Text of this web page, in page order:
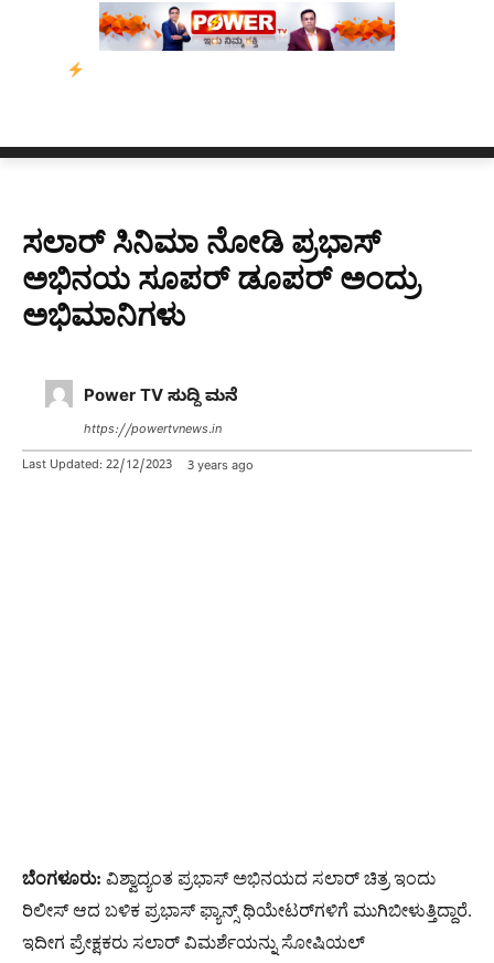
ಭಾರೀ ಮಳೆ: ಹಲವು ಜಿಲ್ಲೆಗಳಿಗೆ ಯೆಲ್ಲೋ ಅಲರ್ಟ್, ಆಗಸ್ಟ್
ಸಲಾರ್​ ಸಿನಿಮಾ ನೋಡಿ ಪ್ರಭಾಸ್‌
ಅಭಿನಯ ಸೂಪರ್‌ ಡೂಪರ್‌ ಅಂದ್ರು
ಅಭಿಮಾನಿಗಳು
Power TV ಸುದ್ದಿ ಮನೆ
https://powertvnews.in
Last Updated: 22/12/2023 3 years ago
ಬೆಂಗಳೂರು: ವಿಶ್ವಾದ್ಯಂತ ಪ್ರಭಾಸ್ ಅಭಿನಯದ ಸಲಾರ್ ಚಿತ್ರ ಇಂದು
ರಿಲೀಸ್ ಆದ ಬಳಿಕ ಪ್ರಭಾಸ್‌ ಫ್ಯಾನ್ಸ್‌ ಥಿಯೇಟರ್‌ಗಳಿಗೆ ಮುಗಿಬೀಳುತ್ತಿದ್ದಾರೆ.
ಇದೀಗ ಪ್ರೇಕ್ಷಕರು ಸಲಾರ್ ವಿಮರ್ಶೆಯನ್ನು ಸೋಷಿಯಲ್‌